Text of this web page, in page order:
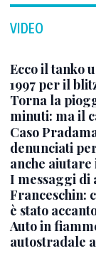
VIDEO
Ecco il tanko
1997 per il
Torna la
minuti: ma il
Caso
denunciati
anche
I messaggi di
Franceschin:
è stato
Auto in
autostradale